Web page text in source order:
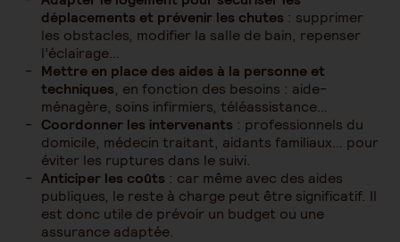
déplacements et prévenir les chutes : supprimer
les obstacles, modifier la salle de bain, repenser
l’éclairage…
Mettre en place des aides à la personne et
techniques, en fonction des besoins : aide-
ménagère, soins infirmiers, téléassistance…
Coordonner les intervenants : professionnels du
domicile, médecin traitant, aidants familiaux… pour
éviter les ruptures dans le suivi.
Anticiper les coûts : car même avec des aides
publiques, le reste à charge peut être significatif. Il
est donc utile de prévoir un budget ou une
assurance adaptée.